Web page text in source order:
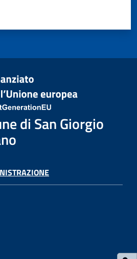
di San Giorgio